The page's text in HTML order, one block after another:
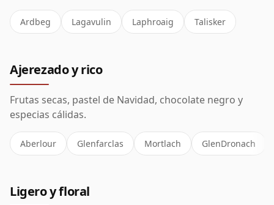
Ardbeg Lagavulin Laphroaig Talisker
Ajerezado y rico
Frutas secas, pastel de Navidad, chocolate negro y
especias cálidas.
Aberlour Glenfarclas Mortlach GlenDronach
Ligero y floral